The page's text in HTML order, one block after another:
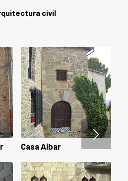
civil
Casa Aibar